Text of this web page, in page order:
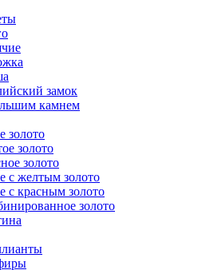
замок
камнем
золото
золото
золото
с желтым золото
с красным золото
золото